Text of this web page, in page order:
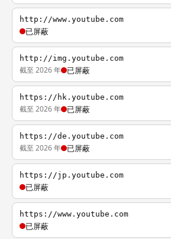
http://www.youtube.com
已屏蔽
http://img.youtube.com
截至 2026 年 已屏蔽
https://hk.youtube.com
截至 2026 年 已屏蔽
https://de.youtube.com
截至 2026 年 已屏蔽
https://jp.youtube.com
已屏蔽
https://www.youtube.com
已屏蔽